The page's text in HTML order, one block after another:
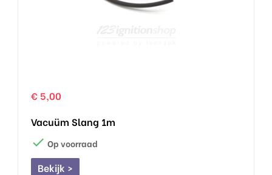
€ 5,00
Vacuüm Slang 1m
 Op voorraad
Bekijk >